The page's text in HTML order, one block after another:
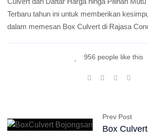
Terbaru tahun ini untuk memberikan
dalam memesan Box Culvert di Rajasa
956 people like this
Prev Post
Box